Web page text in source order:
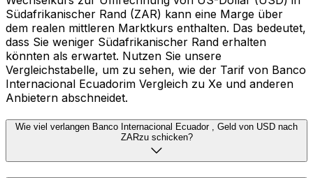
Südafrikanischer Rand (ZAR) kann eine Marge über
dem realen mittleren Marktkurs enthalten. Das bedeutet,
dass Sie weniger Südafrikanischer Rand erhalten
könnten als erwartet. Nutzen Sie unsere
Vergleichstabelle, um zu sehen, wie der Tarif von Banco
Internacional Ecuadorim Vergleich zu Xe und anderen
Anbietern abschneidet.
Wie viel verlangen Banco Internacional Ecuador , Geld von USD nach
ZARzu schicken?